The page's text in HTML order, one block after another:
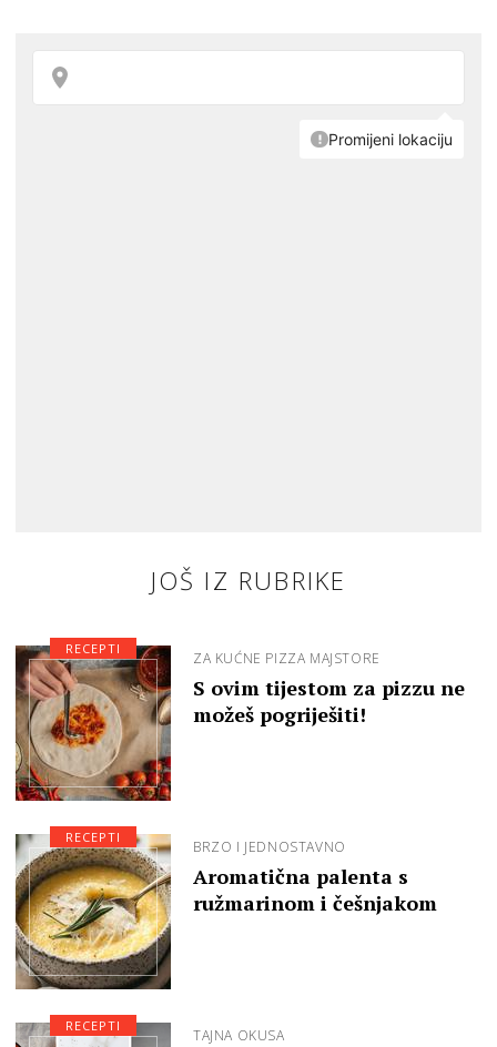
JOŠ IZ RUBRIKE
ZA KUĆNE PIZZA MAJSTORE
S ovim tijestom za pizzu ne
možeš pogriješiti!
RECEPTI
BRZO I JEDNOSTAVNO
Aromatična palenta s
ružmarinom i češnjakom
RECEPTI
TAJNA OKUSA
RECEPTI